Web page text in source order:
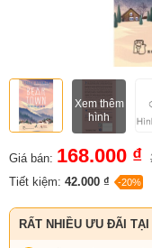
Xem thêm
hình
Giá bán: 168.000 ₫
Tiết kiệm: 42.000 ₫ -20%
RẤT NHIỀU ƯU ĐÃI TẠI